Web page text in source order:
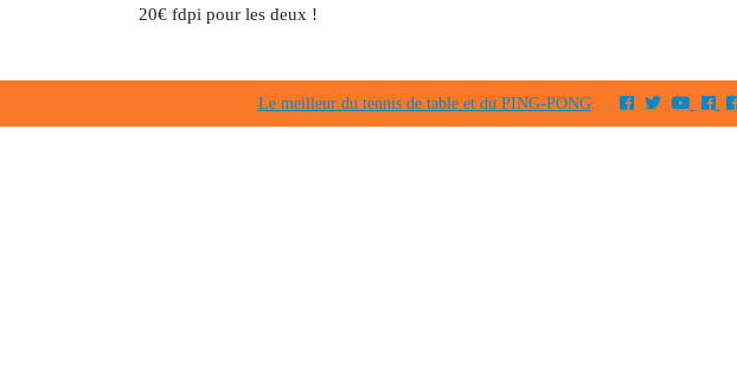
20€ fdpi pour les deux !
Le meilleur du tennis de table et du PING-PONG